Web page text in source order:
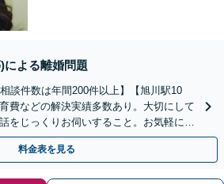
による離婚問題
談件数は年間200件以上】【旭川駅10
費などの解決実績多数あり。大切にして
をじっくりお伺いすること。お気軽にご
相談】
料金表を見る